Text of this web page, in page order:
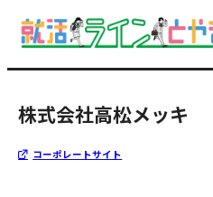
株式会社高松メッキ
コーポレートサイト